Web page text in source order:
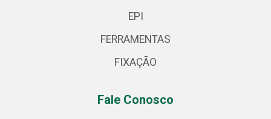
EPI
FERRAMENTAS
FIXAÇÃO
Fale Conosco